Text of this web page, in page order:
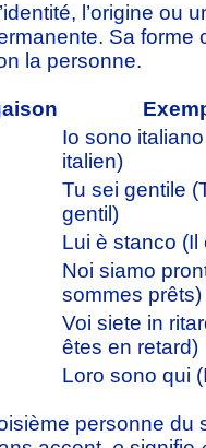
l’origine ou
Sa forme
la personne.
Io sono
italien)
Tu sei gentile
gentil)
Lui è stanco (Il
Noi siamo
sommes prêts)
Voi siete in
êtes en retard)
Loro sono qui
personne du